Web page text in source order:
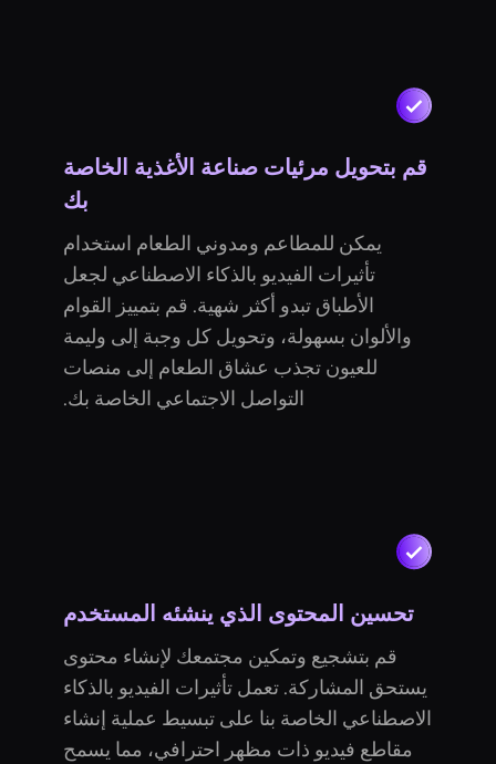
قم بتحويل مرئيات صناعة الأغذية الخاصة
بك
يمكن للمطاعم ومدوني الطعام استخدام
تأثيرات الفيديو بالذكاء الاصطناعي لجعل
الأطباق تبدو أكثر شهية. قم بتمييز القوام
والألوان بسهولة، وتحويل كل وجبة إلى وليمة
للعيون تجذب عشاق الطعام إلى منصات
التواصل الاجتماعي الخاصة بك.
تحسين المحتوى الذي ينشئه المستخدم
قم بتشجيع وتمكين مجتمعك لإنشاء محتوى
يستحق المشاركة. تعمل تأثيرات الفيديو بالذكاء
الاصطناعي الخاصة بنا على تبسيط عملية إنشاء
مقاطع فيديو ذات مظهر احترافي، مما يسمح